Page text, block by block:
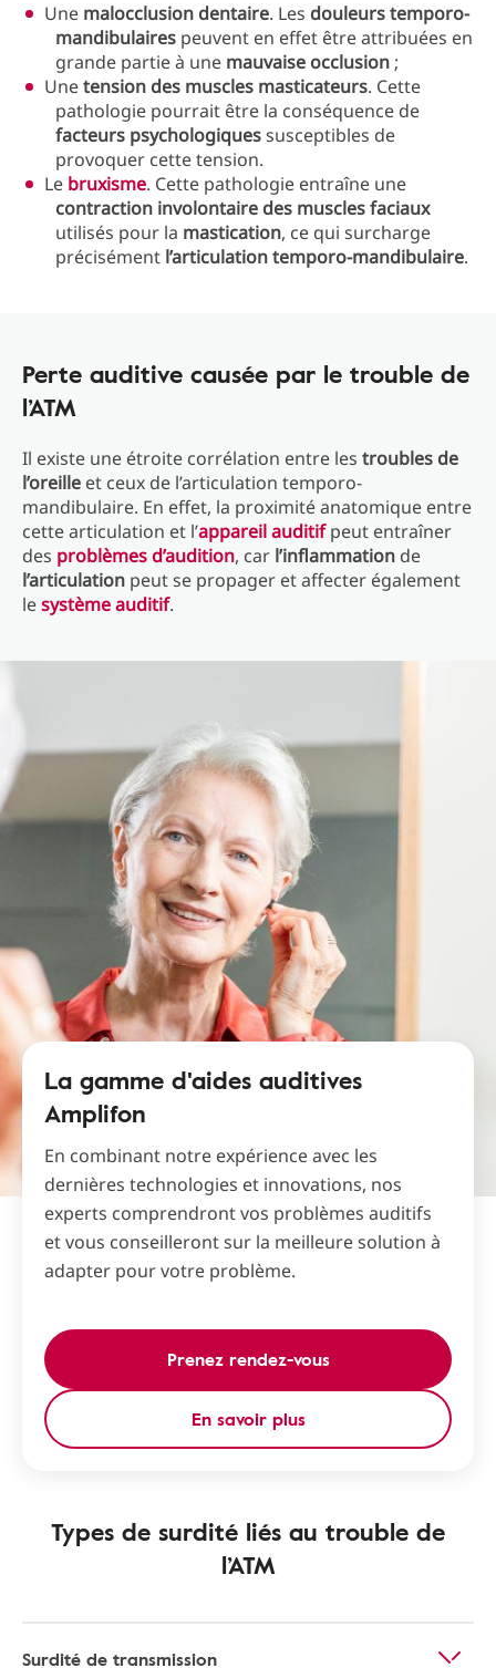
Une malocclusion dentaire. Les douleurs temporo-
mandibulaires peuvent en effet être attribuées en
grande partie à une mauvaise occlusion ;
Unetension des muscles masticateurs. Cette
pathologie pourrait être la conséquence de
facteurs psychologiquessusceptibles de
provoquer cette tension.
Le bruxisme. Cette pathologie entraîne une
contraction involontaire des muscles faciaux
utilisés pour la mastication, ce qui surcharge
précisément l’articulation temporo-mandibulaire.
Perte auditive causée par le trouble de
l’ATM
Il existe une étroite corrélation entre les troubles de
l’oreille et ceux de l’articulation temporo-
mandibulaire. En effet, la proximité anatomique entre
cette articulation et l’appareil auditifpeut entraîner
des problèmes d’audition, car l’inflammation de
l’articulation peut se propager et affecter également
lesystème auditif.
La gamme d'aides auditives
Amplifon
En combinant notre expérience avec les
dernières technologies et innovations, nos
experts comprendront vos problèmes auditifs
et vous conseilleront sur la meilleure solution à
adapter pour votre problème.
Prenez rendez-vous
En savoir plus
Types de surdité liés au trouble de
l’ATM
Surdité de transmission